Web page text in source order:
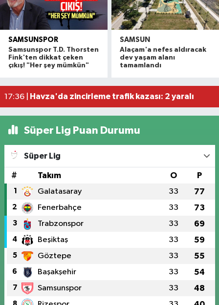
SAMSUNSPOR
Samsunspor T.D. Thorsten
Fink'ten dikkat çeken
çıkış! "Her şey mümkün"
SAMSUN
Alaçam'a nefes aldıracak
dev yaşam alanı
tamamlandı
20:16 |Alaçam çileği reçel oldu: Hedef coğrafi işaret ve
19:06 |Hafif ticari araç ile motosiklet çarpıştı: 1 yaralı
17:59 | Otomobille motosiklet çarpıştı: 1 yaralı
17:36 |
Havza'da zincirleme trafik kazası: 2 yaralı
Süper Lig Puan Durumu
Süper Lig
# Takım O P
1 Galatasaray 33 77
2 Fenerbahçe 33 73
3 Trabzonspor 33 69
4 Beşiktaş 33 59
5 Göztepe 33 55
6 Başakşehir 33 54
7 Samsunspor 33 48